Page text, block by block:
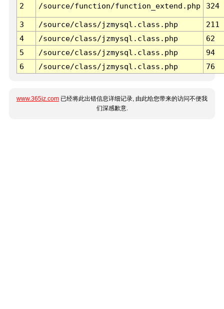
2 /source/function/function_extend.php 324
3 /source/class/jzmysql.class.php
211
4
/source/class/jzmysql.class.php
62
5
/source/class/jzmysql.class.php
94
6
/source/class/jzmysql.class.php 76
www.365jz.com 已经将此出错信息详细记录, 由此给您带来的访问不便我
们深感歉意.